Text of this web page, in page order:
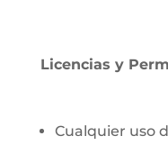
Licencias y
Cualquier uso